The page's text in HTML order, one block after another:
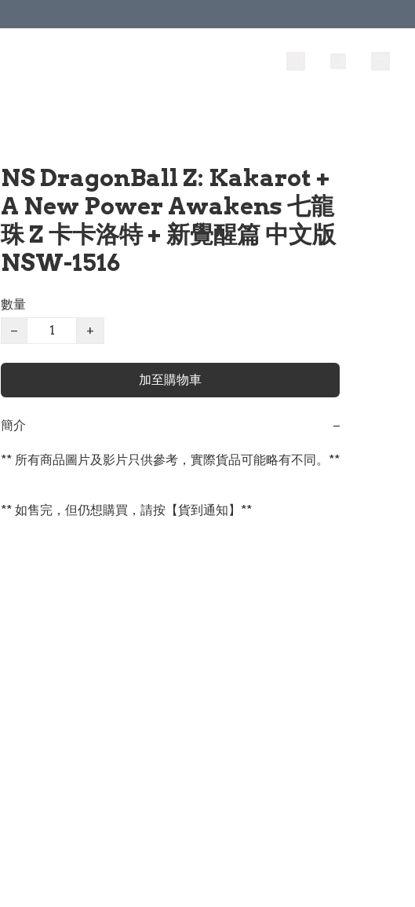
NS DragonBall Z: Kakarot +
A New Power Awakens 七龍
珠 Z 卡卡洛特 + 新覺醒篇 中文版
NSW-1516
數量
−
+
加至購物車
簡介 −
** 所有商品圖片及影片只供參考，實際貨品可能略有不同。**
** 如售完，但仍想購買，請按【貨到通知】**